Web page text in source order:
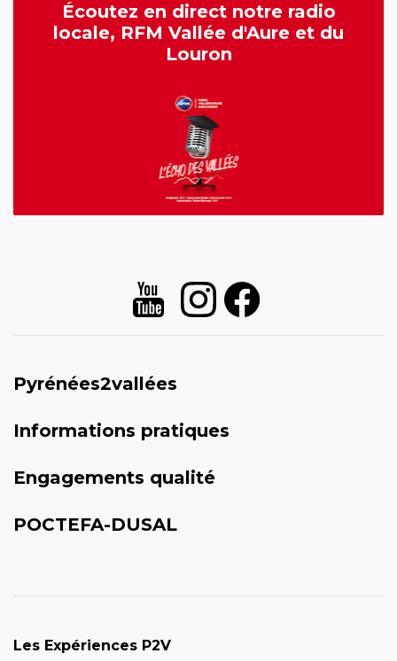
Écoutez en direct notre radio
locale, RFM Vallée d'Aure et du
Louron
Pyrénées2vallées
Informations pratiques
Engagements qualité
POCTEFA-DUSAL
Les Expériences P2V